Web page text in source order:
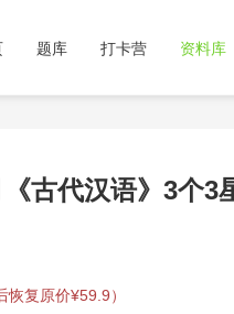
题库 打卡营 资料库
古代汉语》3个3
恢复原价¥59.9）